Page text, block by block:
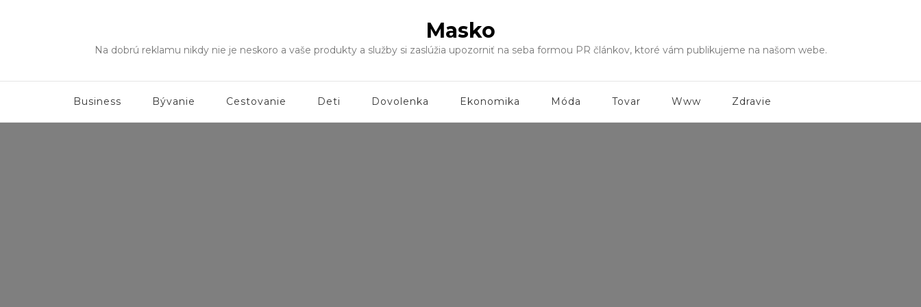
Masko
Na dobrú reklamu nikdy nie je neskoro a vaše produkty a služby si zaslúžia upozorniť na seba formou PR článkov, ktoré vám publikujeme na našom webe.
Business Bývanie Cestovanie Deti Dovolenka Ekonomika Móda Tovar Www Zdravie